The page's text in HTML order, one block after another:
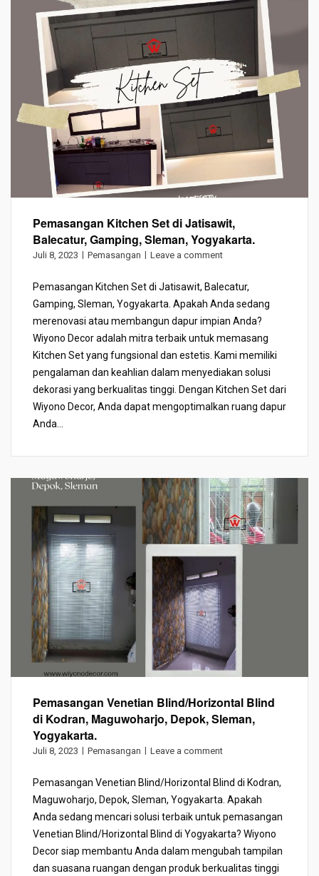
Pemasangan Kitchen Set di Jatisawit,
Balecatur, Gamping, Sleman, Yogyakarta.
Juli 8, 2023 Pemasangan Leave a comment
Pemasangan Kitchen Set di Jatisawit, Balecatur,
Gamping, Sleman, Yogyakarta. Apakah Anda sedang
merenovasi atau membangun dapur impian Anda?
Wiyono Decor adalah mitra terbaik untuk memasang
Kitchen Set yang fungsional dan estetis. Kami memiliki
pengalaman dan keahlian dalam menyediakan solusi
dekorasi yang berkualitas tinggi. Dengan Kitchen Set dari
Wiyono Decor, Anda dapat mengoptimalkan ruang dapur
Anda...
Pemasangan Venetian Blind/Horizontal Blind
di Kodran, Maguwoharjo, Depok, Sleman,
Yogyakarta.
Juli 8, 2023 Pemasangan Leave a comment
Pemasangan Venetian Blind/Horizontal Blind di Kodran,
Maguwoharjo, Depok, Sleman, Yogyakarta. Apakah
Anda sedang mencari solusi terbaik untuk pemasangan
Venetian Blind/Horizontal Blind di Yogyakarta? Wiyono
Decor siap membantu Anda dalam mengubah tampilan
dan suasana ruangan dengan produk berkualitas tinggi